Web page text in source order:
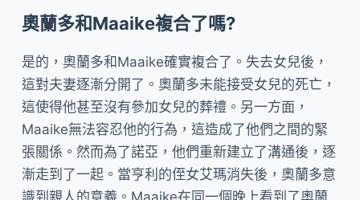
奧蘭多和Maaike複合了嗎?
是的，奧蘭多和Maaike確實複合了。失去女兒後，
這對夫妻逐漸分開了。奧蘭多未能接受女兒的死亡，
這使得他甚至沒有參加女兒的葬禮。另一方面，
Maaike無法容忍他的行為，這造成了他們之間的緊
張關係。然而為了諾亞，他們重新建立了溝通後，逐
漸走到了一起。當亨利的侄女艾瑪消失後，奧蘭多意
識到親人的意義。Maaike在同一個晚上看到了奧蘭